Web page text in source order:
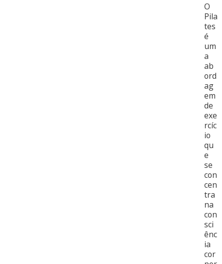
O
Pila
tes
é
um
a
ab
ord
ag
em
de
exe
rcíc
io
qu
e
se
con
cen
tra
na
con
sci
ênc
ia
cor